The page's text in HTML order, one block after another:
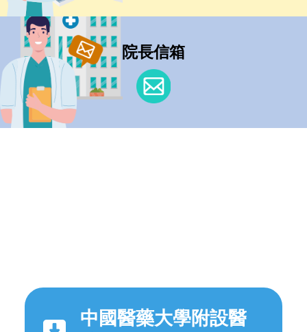
院長信箱
中國醫藥大學附設醫